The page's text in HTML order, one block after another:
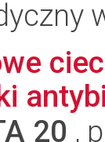
20 ,